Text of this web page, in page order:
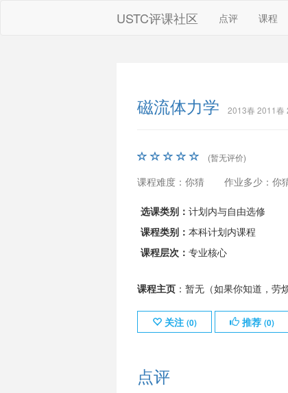
USTC评课社区 点评 课程
磁流体力学 2013春 2011春
(暂无评价)
课程难度：你猜 作业多少：你
选课类别： 计划内与自由选修
课程类别： 本科计划内课程
课程层次： 专业核心
课程主页：暂无（如果你知道，劳
关注 (0) 推荐 (0)
点评